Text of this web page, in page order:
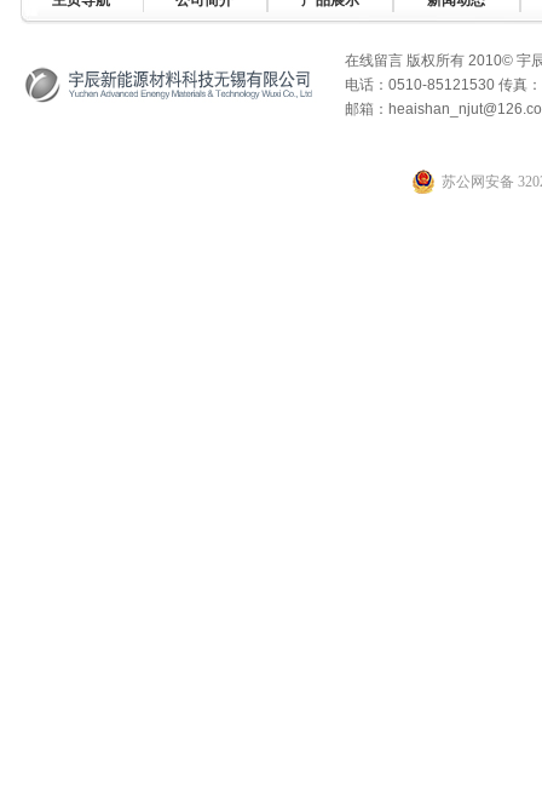
在线留言 版权所有 2010© 宇
电话：0510-85121530 传真
邮箱：
苏公网安备